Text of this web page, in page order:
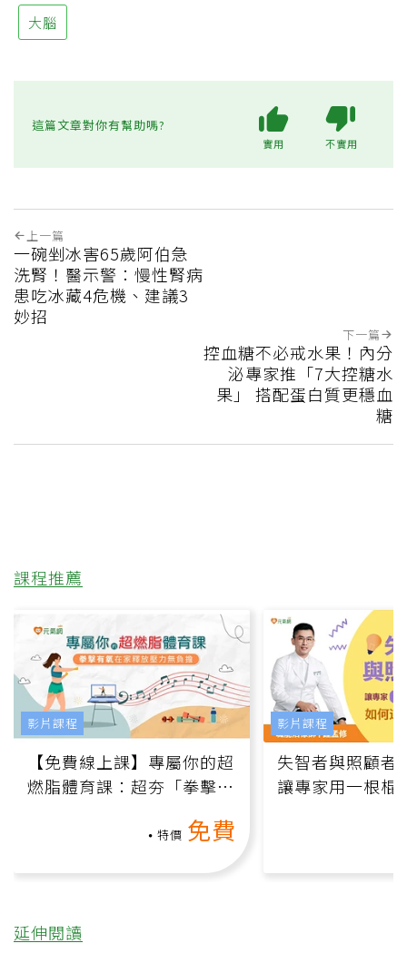
大腦
這篇文章對你有幫助嗎?
實用 不實用
上一篇
一碗剉冰害65歲阿伯急
洗腎！醫示警：慢性腎病
患吃冰藏4危機、建議3
妙招
下一篇
控血糖不必戒水果！內分
泌專家推「7大控糖水
果」 搭配蛋白質更穩血
糖
課程推薦
【免費線上課】專屬你的超
燃脂體育課：超夯「拳擊有
特價 免費
影片課程
失智者與照顧者
讓專家用一根棍
影片課程
延伸閱讀